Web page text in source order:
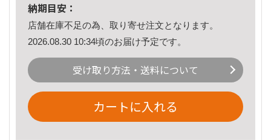
納期目安：
店舗在庫不足の為、取り寄せ注文となります。
2026.08.30 10:34頃のお届け予定です。
受け取り方法・送料について
カートに入れる